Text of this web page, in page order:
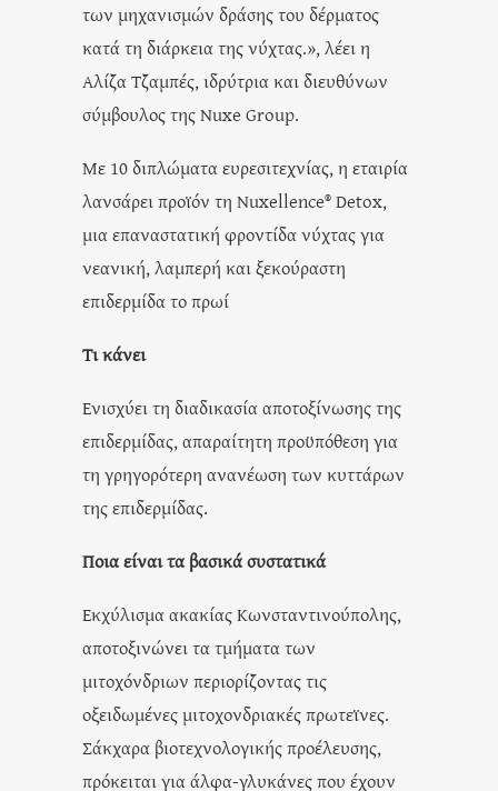
των μηχανισμών δράσης του δέρματος
κατά τη διάρκεια της νύχτας.», λέει η
Αλίζα Τζαμπές, ιδρύτρια και διευθύνων
σύμβουλος της Nuxe Group.
Με 10 διπλώματα ευρεσιτεχνίας, η εταιρία
λανσάρει προϊόν τη Nuxellence® Detox,
μια επαναστατική φροντίδα νύχτας για
νεανική, λαμπερή και ξεκούραστη
επιδερμίδα το πρωί
Τι κάνει
Ενισχύει τη διαδικασία αποτοξίνωσης της
επιδερμίδας, απαραίτητη προϋπόθεση για
τη γρηγορότερη ανανέωση των κυττάρων
της επιδερμίδας.
Ποια είναι τα βασικά συστατικά
Εκχύλισμα ακακίας Κωνσταντινούπολης,
αποτοξινώνει τα τμήματα των
μιτοχόνδριων περιορίζοντας τις
οξειδωμένες μιτοχονδριακές πρωτεϊνες.
Σάκχαρα βιοτεχνολογικής προέλευσης,
πρόκειται για άλφα-γλυκάνες που έχουν